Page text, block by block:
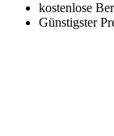
kostenlose
Günstigster